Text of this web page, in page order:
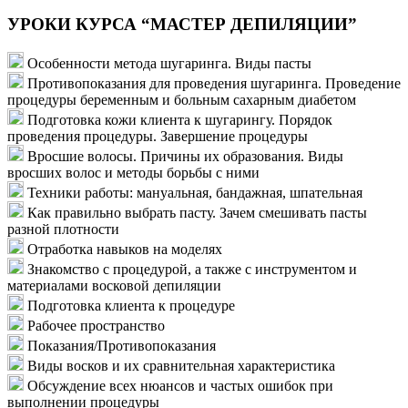
УРОКИ КУРСА “МАСТЕР ДЕПИЛЯЦИИ”
Особенности метода шугаринга. Виды пасты
Противопоказания для проведения шугаринга. Проведение
процедуры беременным и больным сахарным диабетом
Подготовка кожи клиента к шугарингу. Порядок
проведения процедуры. Завершение процедуры
Вросшие волосы. Причины их образования. Виды
вросших волос и методы борьбы с ними
Техники работы: мануальная, бандажная, шпательная
Как правильно выбрать пасту. Зачем смешивать пасты
разной плотности
Отработка навыков на моделях
Знакомство с процедурой, а также с инструментом и
материалами восковой депиляции
Подготовка клиента к процедуре
Рабочее пространство
Показания/Противопоказания
Виды восков и их сравнительная характеристика
Обсуждение всех нюансов и частых ошибок при
выполнении процедуры